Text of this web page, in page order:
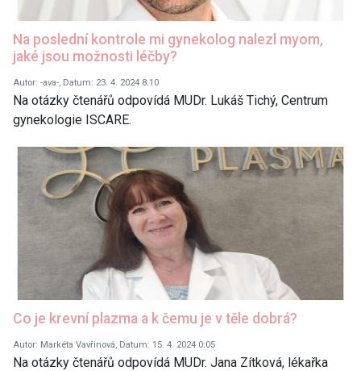
Na poslední kontrole mi gynekolog nalezl myom,
jaké jsou možnosti léčby?
Autor: -ava-, Datum: 23. 4. 2024 8:10
Na otázky čtenářů odpovídá MUDr. Lukáš Tichý, Centrum
gynekologie ISCARE.
Co je krevní plazma a k čemu je v těle dobrá?
Autor: Markéta Vavřinová, Datum: 15. 4. 2024 0:05
Na otázky čtenářů odpovídá MUDr. Jana Zítková, lékařka